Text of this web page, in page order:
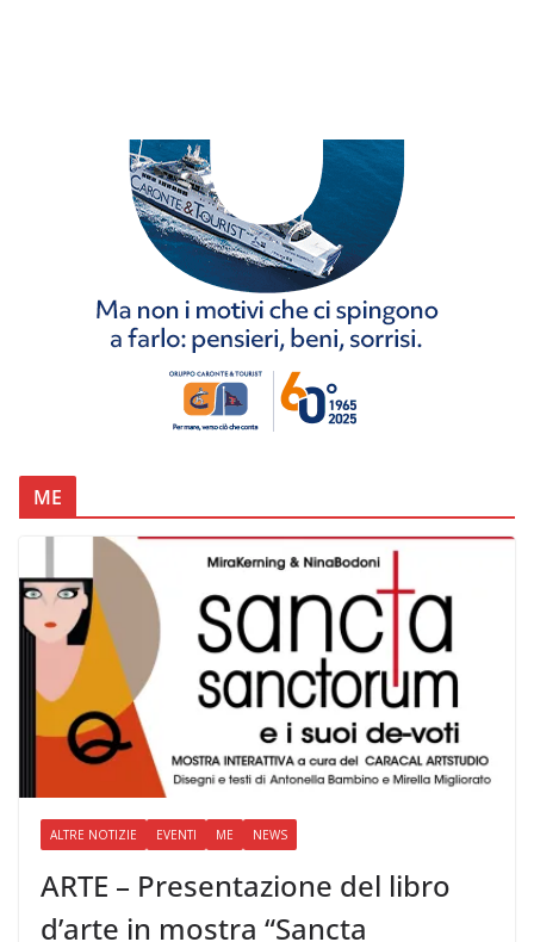
ME
ALTRE NOTIZIE EVENTI ME NEWS
ARTE – Presentazione del libro
d’arte in mostra “Sancta